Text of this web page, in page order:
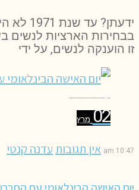
ידעתן?
בבחירות הארציות לנשים
זו הוענקה לנשים, על ידי
02 מרץ
10:47 am אין תגובות עדנה קנטי